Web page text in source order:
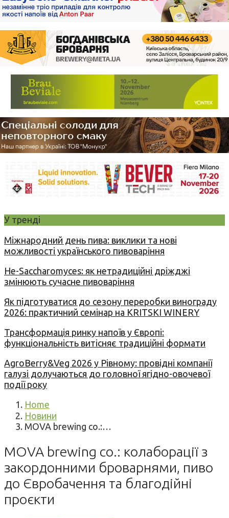
У тренді
Міжнародний день пива: виклики та нові
можливості українського пивоваріння
Не-Saccharomyces: як нетрадиційні дріжджі
змінюють сучасне пивоваріння
Як підготуватися до сезону переробки винограду
2026: практичний семінар на KRITSKI WINERY
Трансформація ринку напоїв у Європі:
функціональність витісняє традиційні формати
AgroBerry&Veg 2026 у Рівному: провідні компанії
галузі долучаються до головної ягідно-овочевої
події року
Home
Новини
MOVA brewing co.:…
MOVA brewing co.: колаборації з
закордонними броварнями, пиво
до Євробачення та благодійні
проєкти